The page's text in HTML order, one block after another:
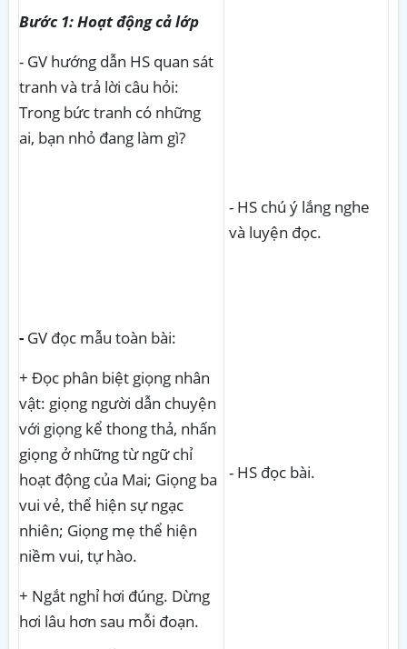
Bước 1: Hoạt động cả lớp
- GV hướng dẫn HS quan sát
tranh và trả lời câu hỏi:
Trong bức tranh có những
ai, bạn nhỏ đang làm gì?
- GV đọc mẫu toàn bài:
+ Đọc phân biệt giọng nhân
vật: giọng người dẫn chuyện
với giọng kể thong thả, nhấn
giọng ở những từ ngữ chỉ
hoạt động của Mai; Giọng ba
vui vẻ, thể hiện sự ngạc
nhiên; Giọng mẹ thể hiện
niềm vui, tự hào.
+ Ngắt nghỉ hơi đúng. Dừng
hơi lâu hơn sau mỗi đoạn.
- HS chú ý lắng nghe
và luyện đọc.
- HS đọc bài.